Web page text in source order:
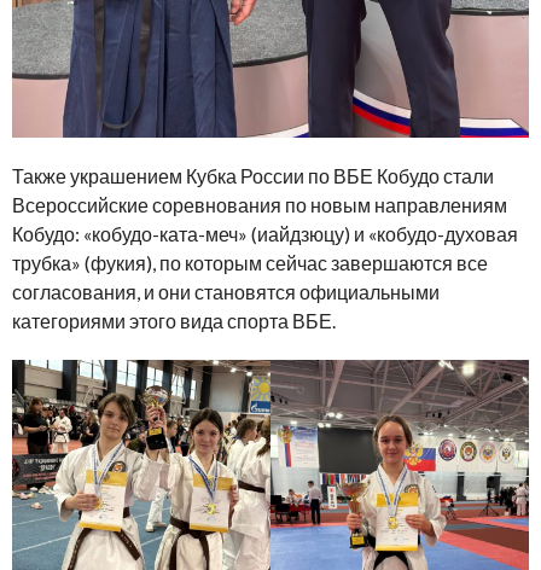
Также украшением Кубка России по ВБЕ Кобудо стали
Всероссийские соревнования по новым направлениям
Кобудо: «кобудо-ката-меч» (иайдзюцу) и «кобудо-духовая
трубка» (фукия), по которым сейчас завершаются все
согласования, и они становятся официальными
категориями этого вида спорта ВБЕ.